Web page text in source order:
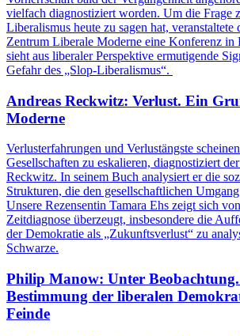
vielfach diagnostiziert worden. Um die Frage
Liberalismus heute zu sagen hat,
Zentrum Liberale Moderne eine Konferenz
sieht aus liberaler Perspektive ermutigende
Gefahr des „Slop-Liberalismus“.
Andreas Reckwitz: Verlust. Ein
Moderne
Verlusterfahrungen und Verlustängste
Gesellschaften zu eskalieren, diagnostiziert
Reckwitz. In seinem Buch analysiert er die
Strukturen, die den gesellschaftlichen
Unsere Rezensentin Tamara Ehs zeigt sich
Zeitdiagnose überzeugt, insbesondere die
der Demokratie als „Zukunftsverlust“ zu
Schwarze.
Philip Manow: Unter
Bestimmung der liberalen
Feinde